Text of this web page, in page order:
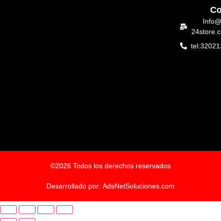
©2026 Todos los derechos reservados
Desarrollado por: AdsNetSoluciones.com